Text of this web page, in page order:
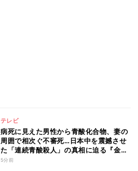
テレビ
病死に見えた男性から青酸化合物、妻の
周囲で相次ぐ不審死…日本中を震撼させ
た「連続青酸殺人」の真相に迫る『金曜
ミステリークラブ!!!』
5分前